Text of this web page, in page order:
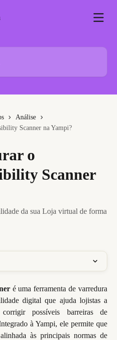
Análise
Scanner na Yampi?
o
Scanner
da sua Loja virtual de forma
é uma ferramenta de varredura
digital que ajuda lojistas a
possíveis barreiras de
à Yampi, ele permite que
às principais normas de